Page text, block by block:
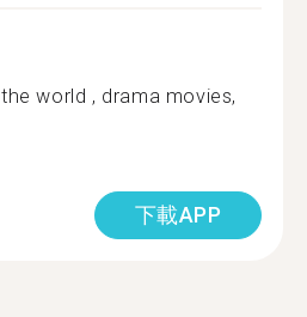
world , drama movies,
下載APP